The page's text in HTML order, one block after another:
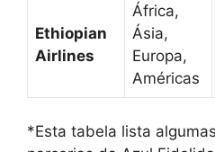
Ethiopian
Airlines
África,
Ásia,
Europa,
Américas
*Esta tabela lista